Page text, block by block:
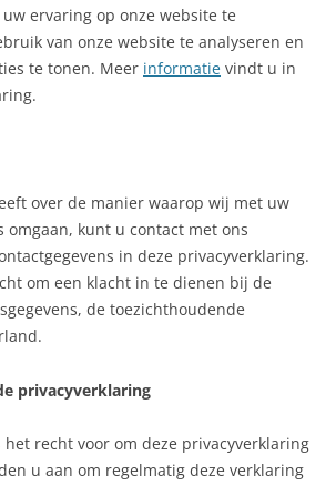
ervaring op onze website te
van onze website te analyseren en
te tonen. Meer informatie vindt u in
over de manier waarop wij met uw
omgaan, kunt u contact met ons
in deze privacyverklaring.
om een klacht in te dienen bij de
de toezichthoudende
privacyverklaring
recht voor om deze privacyverklaring
u aan om regelmatig deze verklaring